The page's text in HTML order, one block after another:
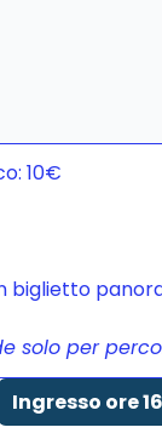
10€
biglietto
solo per
Ingresso ore